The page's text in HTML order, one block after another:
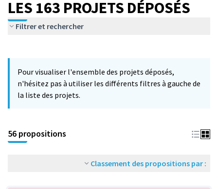
LES 163 PROJETS DÉPOSÉS
Filtrer et rechercher
−
Pour visualiser l'ensemble des projets déposés,
n'hésitez pas à utiliser les différents filtres à gauche de
la liste des projets.
56 propositions
Classement des propositions par :